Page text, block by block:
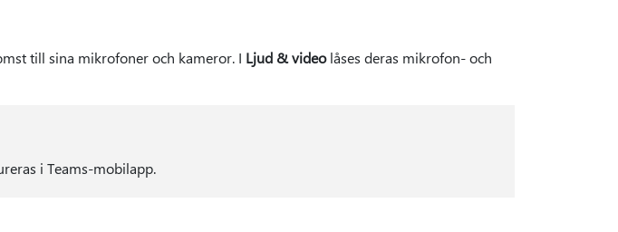
till sina mikrofoner och kameror. I Ljud & videolåses deras mikrofon- och
i Teams-mobilapp.